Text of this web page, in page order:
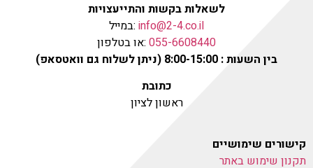
לשאלות בקשות והתייעצויות
info@2-4.co.il :במייל
055-6608440 :או בטלפון
בין השעות : 8:00-15:00 (ניתן לשלוח גם וואטסאפ)
כתובת
ראשון לציון
קישורים שימושיים
תקנון שימוש באתר